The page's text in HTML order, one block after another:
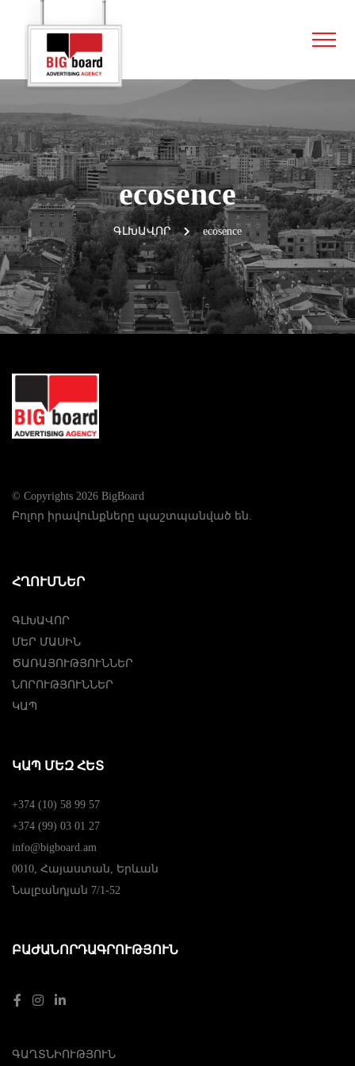
ecosence
ԳԼԽԱՎՈՐ ecosence
© Copyrights 2026 BigBoard
Բոլոր իրավունքները պաշտպանված են.
ՀՂՈՒՄՆԵՐ
ԳԼԽԱՎՈՐ
ՄԵՐ ՄԱՍԻՆ
ԾԱՌԱՅՈՒԹՅՈՒՆՆԵՐ
ՆՈՐՈՒԹՅՈՒՆՆԵՐ
ԿԱՊ
ԿԱՊ ՄԵԶ ՀԵՏ
+374 (10) 58 99 57
+374 (99) 03 01 27
info@bigboard.am
0010, Հայաստան, Երևան
Նալբանդյան 7/1-52
ԲԱԺԱՆՈՐԴԱԳՐՈՒԹՅՈՒՆ
ԳԱՂՏՆԻՈՒԹՅՈՒՆ